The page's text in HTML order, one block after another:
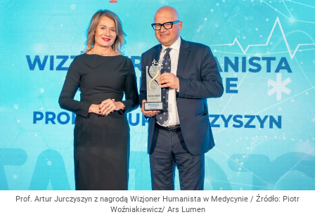
Prof. Artur Jurczyszyn z nagrodą Wizjoner Humanista w Medycynie / Źródło: Piotr
Woźniakiewicz/ Ars Lumen